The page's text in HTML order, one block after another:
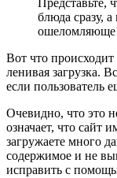
Представьте,
блюда сразу,
Вот что происходит
ленивая загрузка.
если пользователь
Очевидно, что это
означает, что сайт
загружаете много
содержимое и не
исправить с